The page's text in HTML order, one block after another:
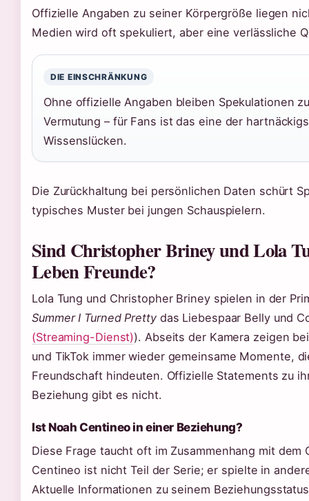
Offizielle Angaben zu seiner Körpergröße liegen
Medien wird oft spekuliert, aber eine verlässliche
DIE EINSCHRÄNKUNG
Ohne offizielle Angaben bleiben Spekulationen
Vermutung – für Fans ist das eine der
Wissenslücken.
Die Zurückhaltung bei persönlichen Daten schürt
typisches Muster bei jungen Schauspielern.
Sind Christopher Briney und Lola
Leben Freunde?
Lola Tung und Christopher Briney spielen in der
Summer I Turned Prettydas Liebespaar Belly und
(Streaming-Dienst)). Abseits der Kamera zeigen
und TikTok immer wieder gemeinsame Momente,
Freundschaft hindeuten. Offizielle Statements zu
Beziehung gibt es nicht.
Ist Noah Centineo in einer Beziehung?
Diese Frage taucht oft im Zusammenhang mit dem
Centineo ist nicht Teil der Serie; er spielte in
Aktuelle Informationen zu seinem